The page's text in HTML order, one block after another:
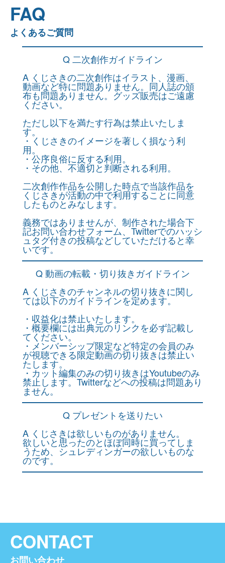
FAQ
よくあるご質問
Q 二次創作ガイドライン
A くじさきの二次創作はイラスト、漫画、
動画など特に問題ありません。同人誌の頒
布も問題ありません。グッズ販売はご遠慮
ください。
ただし以下を満たす行為は禁止いたしま
す。
・くじさきのイメージを著しく損なう利
用。
・公序良俗に反する利用。
・その他、不適切と判断される利用。
二次創作作品を公開した時点で当該作品を
くじさきが活動の中で利用することに同意
したものとみなします。
義務ではありませんが、制作された場合下
記お問い合わせフォーム、Twitterでのハッシ
ュタグ付きの投稿などしていただけると幸
いです。
Q 動画の転載・切り抜きガイドライン
A くじさきのチャンネルの切り抜きに関し
ては以下のガイドラインを定めます。
・収益化は禁止いたします。
・概要欄には出典元のリンクを必ず記載し
てください。
・メンバーシップ限定など特定の会員のみ
が視聴できる限定動画の切り抜きは禁止い
たします。
・カット編集のみの切り抜きはYoutubeのみ
禁止します。Twitterなどへの投稿は問題あり
ません。
Q プレゼントを送りたい
A くじさきは欲しいものがありません。
欲しいと思ったのとほぼ同時に買ってしま
うため、シュレディンガーの欲しいものな
のです。
CONTACT
お問い合わせ